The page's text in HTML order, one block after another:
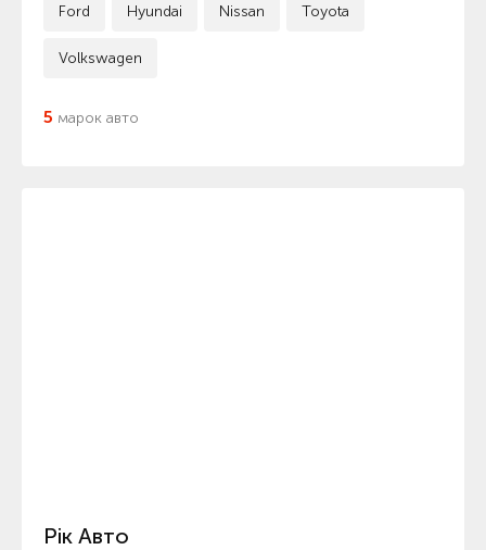
Ford Hyundai Nissan Toyota
Volkswagen
5 марок авто
Рік Авто